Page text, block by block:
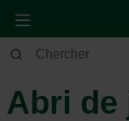
Jardin
Abri de